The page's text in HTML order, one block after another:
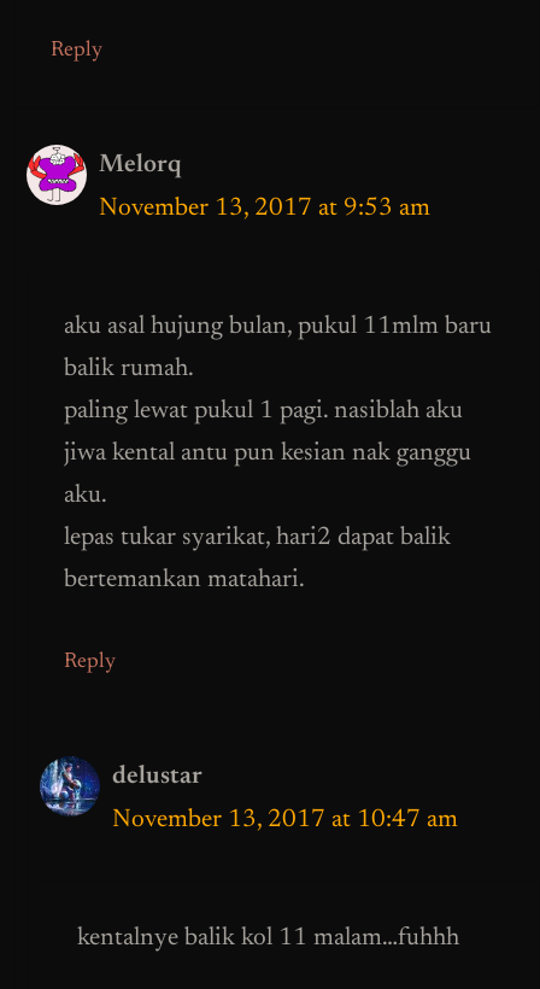
Reply
Melorq
November 13, 2017 at 9:53 am
aku asal hujung bulan, pukul 11mlm baru
balik rumah.
paling lewat pukul 1 pagi. nasiblah aku
jiwa kental antu pun kesian nak ganggu
aku.
lepas tukar syarikat, hari2 dapat balik
bertemankan matahari.
Reply
delustar
November 13, 2017 at 10:47 am
kentalnye balik kol 11 malam…fuhhh